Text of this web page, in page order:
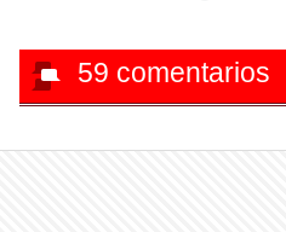
59 comentarios